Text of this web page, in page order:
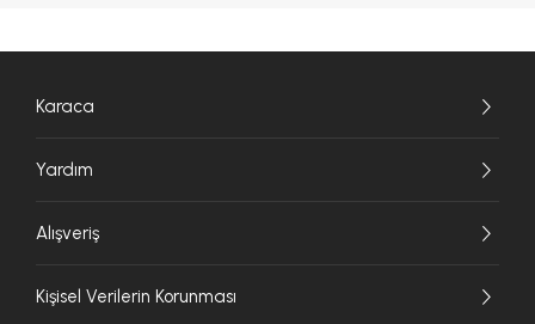
Karaca
Yardım
Alışveriş
Kişisel Verilerin Korunması